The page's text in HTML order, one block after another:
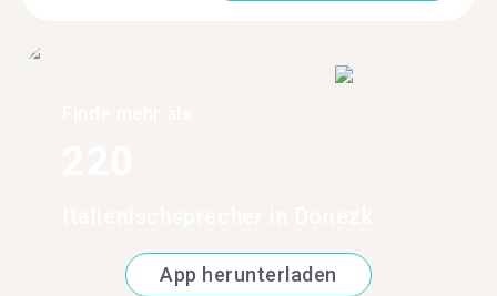
App herunterladen